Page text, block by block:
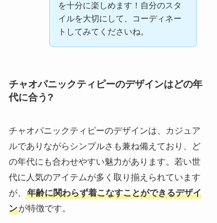
を十分に楽しめます！自分のスタ
イルを大切にして、コーディネー
トしてみてくださいね。
チャオパニックティピーのデザインはどの年
代に合う?
チャオパニックティピーのデザインは、カジュア
ルでありながらシンプルさも兼ね備えており、ど
の年代にも合わせやすい魅力があります。若い世
代に人気のアイテムが多く取り揃えられています
が、 年齢に関わらず着こなすことができるデザイ
ンが特徴です。